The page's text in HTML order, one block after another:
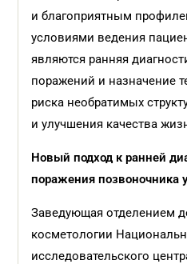
и благоприятным
условиями ведения
являются ранняя
поражений и назначение
риска необратимых
и улучшения качества
Новый подход к ранней
поражения позвоночника
Заведующая отделением
косметологии
исследовательского